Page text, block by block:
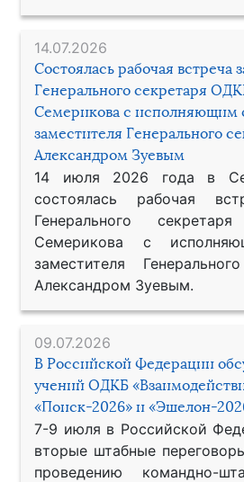
14.07.2026
Состоялась рабочая встреча
Генерального секретаря
Семерикова с исполняющим
заместителя Генерального
Александром Зуевым
14 июля 2026 года в
состоялась рабочая
Генерального
Семерикова с
заместителя
Александром Зуевым.
09.07.2026
В Российской Федерации
учений ОДКБ
«Поиск-2026» и «Эшелон-
7-9 июля в Российской
вторые штабные
проведению командно-